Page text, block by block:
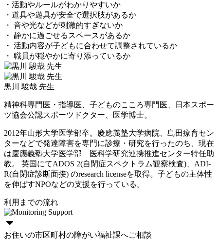
・活動やルールがわかりやすいか
・道具や遊具が安全で選択肢があるか
・ 音や光などが刺激的すぎないか
・ 静かに過ごせるスペースがあるか
・ 活動内容が子どもに合わせて調整されているか
・ 職員が穏やかに寄り添っているか
黒川 駿哉 先生
精神科専門医・指導医、子どものこころ専門医、日本スポー
ツ協会公認スポーツドクター、医学博士。
2012年山形大学医学部卒。慶應義塾大学病院、島田療育セン
ターなどで発達障害を専門に診療・研究を行ったのち、現在
は慶應義塾大学医学部 医科学研究連携推進センター特任助
教。 英国にてADOS 2(自閉症スペクトラム観察検査)、ADI-
R(自閉症診断面接) のresearch licenseを取得。子どもの主体性
を伸ばすNPOなどの支援を行っている。
利用までの流れ
お住いの市区町村の障がい福祉課へご相談